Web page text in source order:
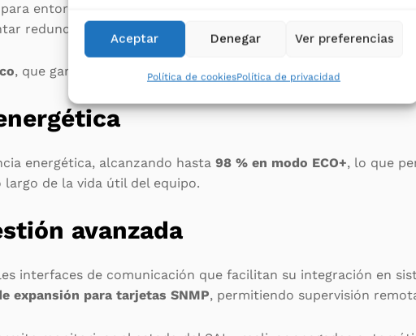
Aceptar Denegar Ver preferencias
Política de cookiesPolítica de privacidad
entornos donde la continuidad del servicio es esencial.
redundancia activa o aumentar la potencia disponible en
, que garantiza la continuidad del suministro eléctrico en
energética, alcanzando hasta 98 % en modo ECO+, lo que
de la vida útil del equipo.
avanzada
interfaces de comunicación que facilitan su integración en
expansión para tarjetas SNMP, permitiendo supervisión